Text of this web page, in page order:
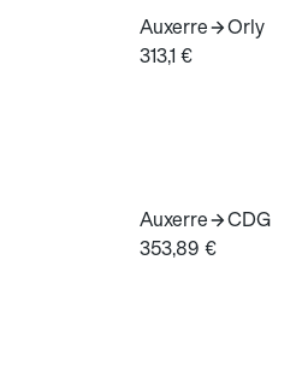
Auxerre
Orly
313,1 €
Auxerre
CDG
353,89 €